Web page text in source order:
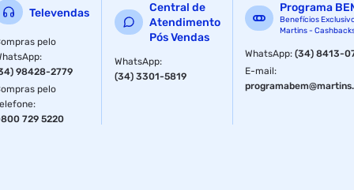
Televendas
pelo
:
98428-2779
pelo
:
729 5220
Central de
Atendimento
Pós Vendas
WhatsApp:
(34) 3301-5819
Programa
Benefícios
Martins -
WhatsApp:(34) 8413-
E-mail: